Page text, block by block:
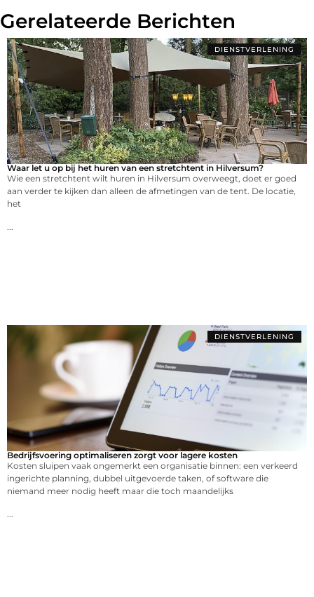
Gerelateerde Berichten
DIENSTVERLENING
Waar let u op bij het huren van een stretchtent in Hilversum?
Wie een stretchtent wilt huren in Hilversum overweegt, doet er goed
aan verder te kijken dan alleen de afmetingen van de tent. De locatie,
het
DIENSTVERLENING
Bedrijfsvoering optimaliseren zorgt voor lagere kosten
Kosten sluipen vaak ongemerkt een organisatie binnen: een verkeerd
ingerichte planning, dubbel uitgevoerde taken, of software die
niemand meer nodig heeft maar die toch maandelijks